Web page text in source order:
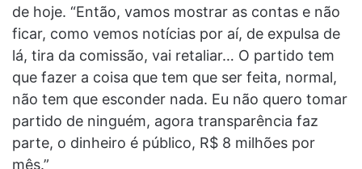
de hoje. “Então, vamos mostrar as contas e não
ficar, como vemos notícias por aí, de expulsa de
lá, tira da comissão, vai retaliar… O partido tem
que fazer a coisa que tem que ser feita, normal,
não tem que esconder nada. Eu não quero tomar
partido de ninguém, agora transparência faz
parte, o dinheiro é público, R$ 8 milhões por
mês.”